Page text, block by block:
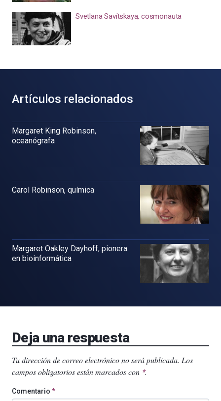
Svetlana Savítskaya, cosmonauta
Artículos relacionados
Margaret King Robinson,
oceanógrafa
Carol Robinson, química
Margaret Oakley Dayhoff, pionera
en bioinformática
Deja una respuesta
Tu dirección de correo electrónico no será publicada. Los
campos obligatorios están marcados con *.
Comentario *